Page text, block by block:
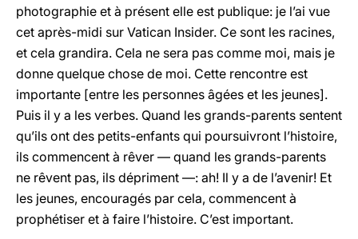
photographie et à présent elle est publique: je l’ai vue
cet après-midi sur Vatican Insider. Ce sont les racines,
et cela grandira. Cela ne sera pas comme moi, mais je
donne quelque chose de moi. Cette rencontre est
importante [entre les personnes âgées et les jeunes].
Puis il y a les verbes. Quand les grands-parents sentent
qu’ils ont des petits-enfants qui poursuivront l’histoire,
ils commencent à rêver — quand les grands-parents
ne rêvent pas, ils dépriment —: ah! Il y a de l’avenir! Et
les jeunes, encouragés par cela, commencent à
prophétiser et à faire l’histoire. C’est important.